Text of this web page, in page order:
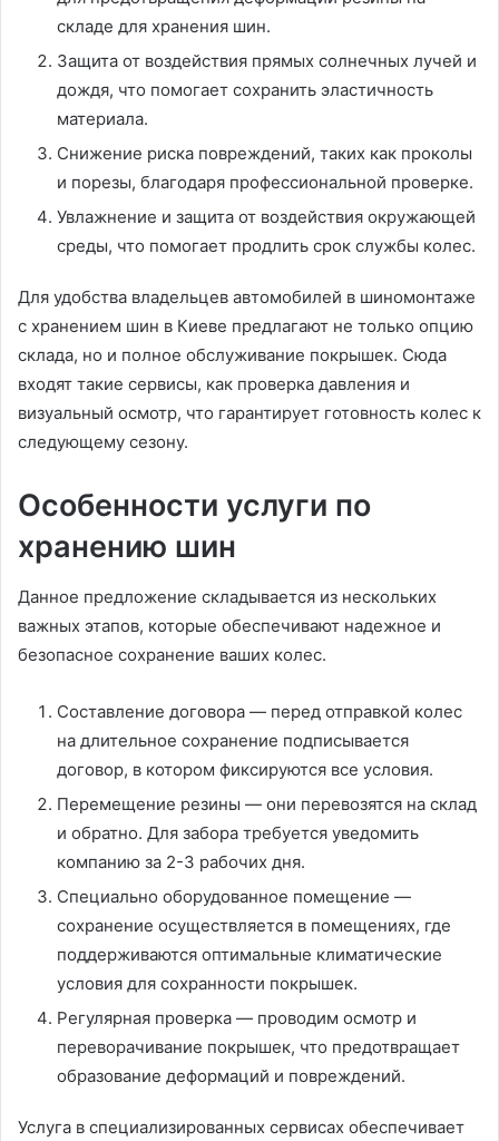
складе для хранения шин.
Защита от воздействия прямых солнечных лучей и
дождя, что помогает сохранить эластичность
материала.
Снижение риска повреждений, таких как проколы
и порезы, благодаря профессиональной проверке.
Увлажнение и защита от воздействия окружающей
среды, что помогает продлить срок службы колес.
Для удобства владельцев автомобилей в шиномонтаже
с хранением шин в Киеве предлагают не только опцию
склада, но и полное обслуживание покрышек. Сюда
входят такие сервисы, как проверка давления и
визуальный осмотр, что гарантирует готовность колес к
следующему сезону.
Особенности услуги по
хранению шин
Данное предложение складывается из нескольких
важных этапов, которые обеспечивают надежное и
безопасное сохранение ваших колес.
Составление договора — перед отправкой колес
на длительное сохранение подписывается
договор, в котором фиксируются все условия.
Перемещение резины — они перевозятся на склад
и обратно. Для забора требуется уведомить
компанию за 2-3 рабочих дня.
Специально оборудованное помещение —
сохранение осуществляется в помещениях, где
поддерживаются оптимальные климатические
условия для сохранности покрышек.
Регулярная проверка — проводим осмотр и
переворачивание покрышек, что предотвращает
образование деформаций и повреждений.
Услуга в специализированных сервисах обеспечивает